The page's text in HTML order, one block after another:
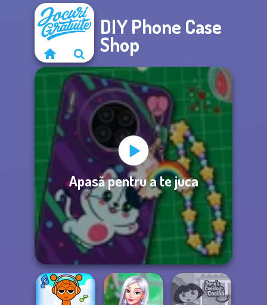
DIY Phone Case
Shop
Apasă pentru a te juca